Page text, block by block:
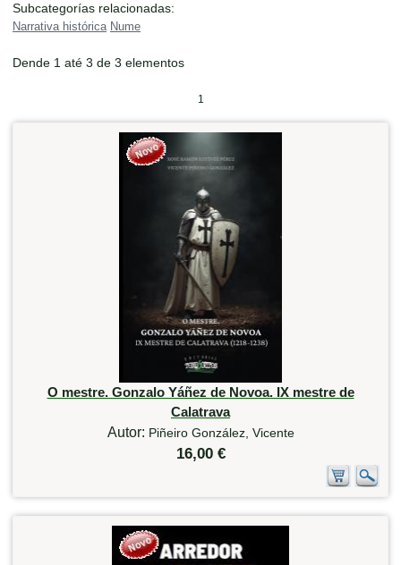
Subcategorías relacionadas:
Narrativa histórica Nume
Dende 1 até 3 de 3 elementos
1
O mestre. Gonzalo Yáñez de Novoa. IX mestre de
Calatrava
Autor: Piñeiro González, Vicente
16,00 €